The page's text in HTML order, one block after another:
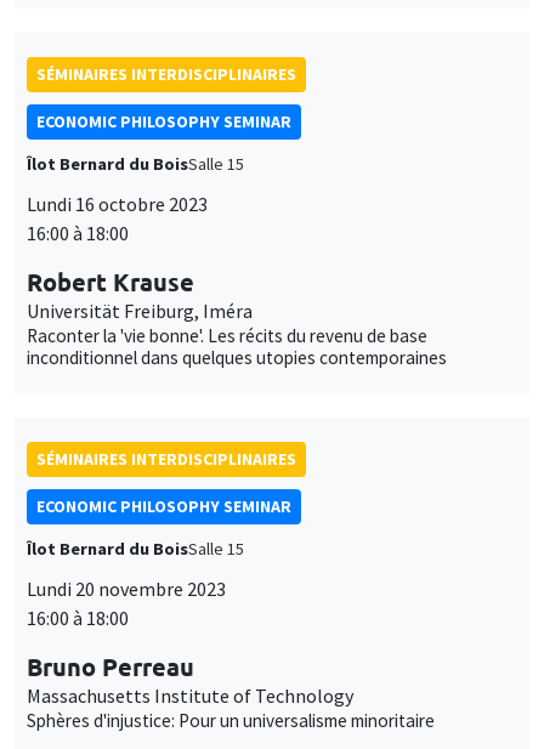
SÉMINAIRES INTERDISCIPLINAIRES
ECONOMIC PHILOSOPHY SEMINAR
Îlot Bernard du BoisSalle 15
Lundi 16 octobre 2023
16:00 à 18:00
Robert Krause
Universität Freiburg, Iméra
Raconter la 'vie bonne'. Les récits du revenu de base
inconditionnel dans quelques utopies contemporaines
SÉMINAIRES INTERDISCIPLINAIRES
ECONOMIC PHILOSOPHY SEMINAR
Îlot Bernard du BoisSalle 15
Lundi 20 novembre 2023
16:00 à 18:00
Bruno Perreau
Massachusetts Institute of Technology
Sphères d'injustice: Pour un universalisme minoritaire